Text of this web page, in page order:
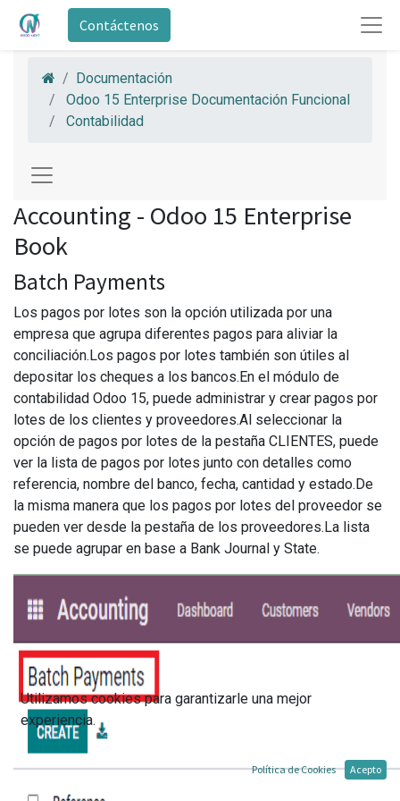
Contáctenos
Documentación
Odoo 15 Enterprise Documentación Funcional
Contabilidad
Accounting - Odoo 15 Enterprise
Book
Batch Payments
Los pagos por lotes son la opción utilizada por una
empresa que agrupa diferentes pagos para aliviar la
conciliación.Los pagos por lotes también son útiles al
depositar los cheques a los bancos.En el módulo de
contabilidad Odoo 15, puede administrar y crear pagos por
lotes de los clientes y proveedores.Al seleccionar la
opción de pagos por lotes de la pestaña CLIENTES, puede
ver la lista de pagos por lotes junto con detalles como
referencia, nombre del banco, fecha, cantidad y estado.De
la misma manera que los pagos por lotes del proveedor se
pueden ver desde la pestaña de los proveedores.La lista
se puede agrupar en base a Bank Journal y State.
Utilizamos cookies para garantizarle una mejor
experiencia.
Política de Cookies Acepto